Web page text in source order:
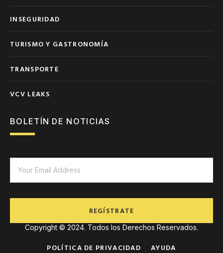
INSEGURIDAD
TURISMO Y GASTRONOMÍA
TRANSPORTE
VCV LEAKS
BOLETÍN DE NOTICIAS
REGÍSTRATE
Copyright © 2024. Todos los Derechos Reservados.
POLÍTICA DE PRIVACIDAD AYUDA